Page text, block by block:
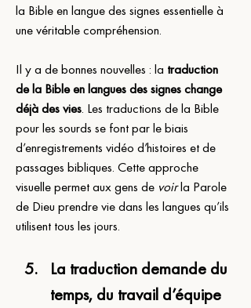
la Bible en langue des signes essentielle à
une véritable compréhension.
Il y a de bonnes nouvelles : la traduction
de la Bible en langues des signes change
déjà des vies. Les traductions de la Bible
pour les sourds se font par le biais
d’enregistrements vidéo d’histoires et de
passages bibliques. Cette approche
visuelle permet aux gens de voir la Parole
de Dieu prendre vie dans les langues qu’ils
utilisent tous les jours.
La traduction demande du
temps, du travail d’équipe